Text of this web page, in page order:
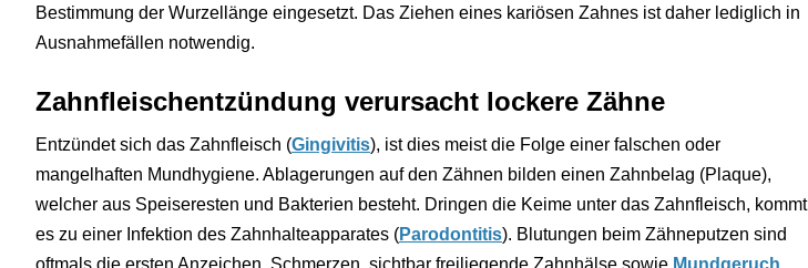
Bestimmung der Wurzellänge eingesetzt. Das Ziehen eines kariösen Zahnes ist daher lediglich in
Ausnahmefällen notwendig.
Zahnfleischentzündung verursacht lockere Zähne
Entzündet sich das Zahnfleisch (Gingivitis), ist dies meist die Folge einer falschen oder
mangelhaften Mundhygiene. Ablagerungen auf den Zähnen bilden einen Zahnbelag (Plaque),
welcher aus Speiseresten und Bakterien besteht. Dringen die Keime unter das Zahnfleisch, kommt
es zu einer Infektion des Zahnhalteapparates (Parodontitis). Blutungen beim Zähneputzen sind
oftmals die ersten Anzeichen. Schmerzen, sichtbar freiliegende Zahnhälse sowie Mundgeruch